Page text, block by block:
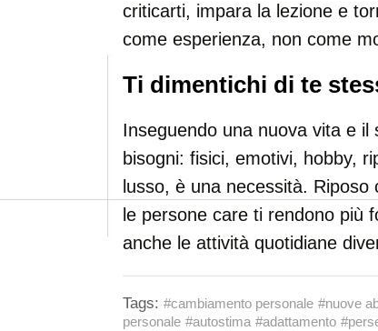
criticarti, impara la lezione e
come esperienza, non come
Ti dimentichi di te
Inseguendo una nuova vita e
bisogni: fisici, emotivi, hobby,
lusso, è una necessità.
le persone care ti rendono più
anche le attività quotidiane
Tags: #cambiamento personale #nuove
personale #autostima #adattamento